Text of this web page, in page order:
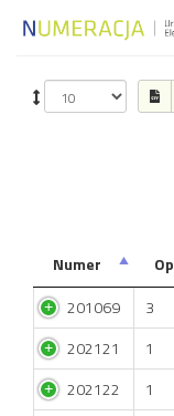
Numer
201069
3
202121
1
202122
1